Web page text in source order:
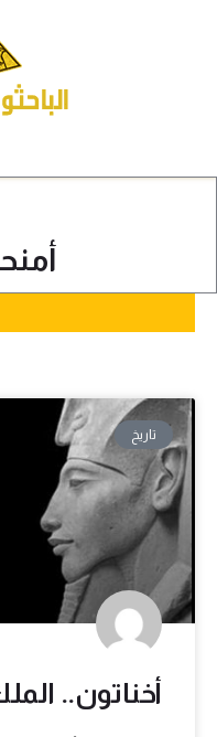
تاريخ
أخناتون..